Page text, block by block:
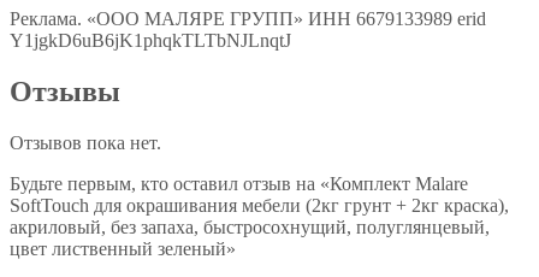
Реклама. «ООО МАЛЯРЕ ГРУПП» ИНН 6679133989 erid
Y1jgkD6uB6jK1phqkTLTbNJLnqtJ
Отзывы
Отзывов пока нет.
Будьте первым, кто оставил отзыв на «Комплект Malare
SoftTouch для окрашивания мебели (2кг грунт + 2кг краска),
акриловый, без запаха, быстросохнущий, полуглянцевый,
цвет лиственный зеленый»